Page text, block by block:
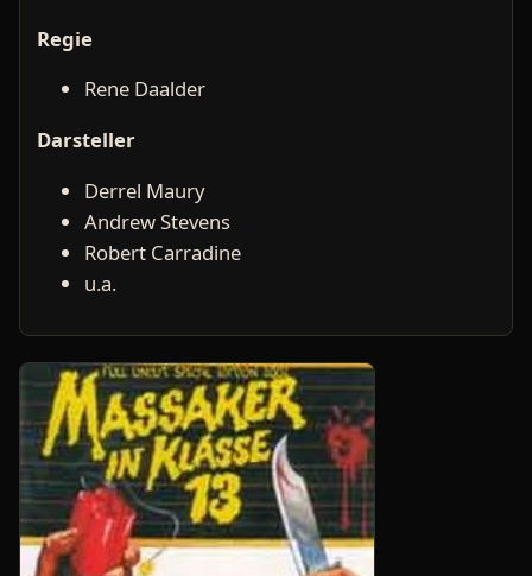
Regie
Rene Daalder
Darsteller
Derrel Maury
Andrew Stevens
Robert Carradine
u.a.